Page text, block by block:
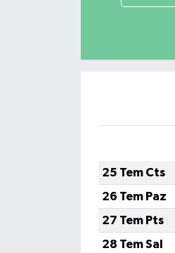
25 Tem Cts
26 Tem Paz
27 Tem Pts
28 Tem Sal